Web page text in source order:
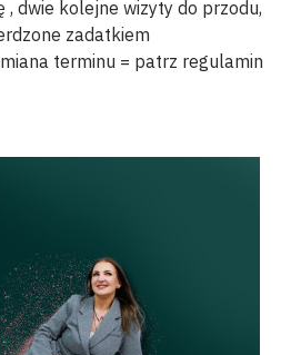
, dwie kolejne wizyty do przodu,
zadatkiem
terminu = patrz regulamin